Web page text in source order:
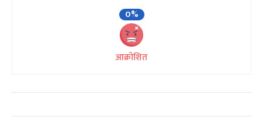
0%
आक्रोशित